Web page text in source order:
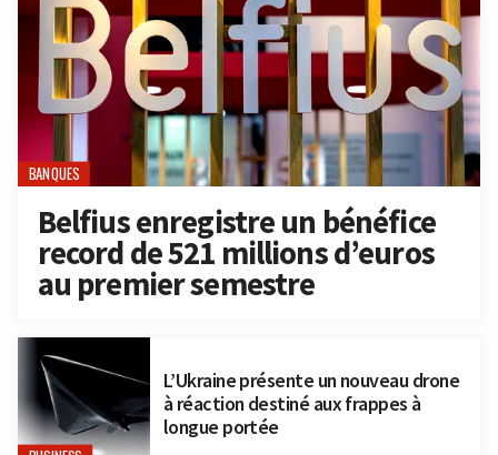
BANQUES
Belfius enregistre un bénéfice
record de 521 millions d’euros
au premier semestre
L’Ukraine présente un nouveau drone
à réaction destiné aux frappes à
longue portée